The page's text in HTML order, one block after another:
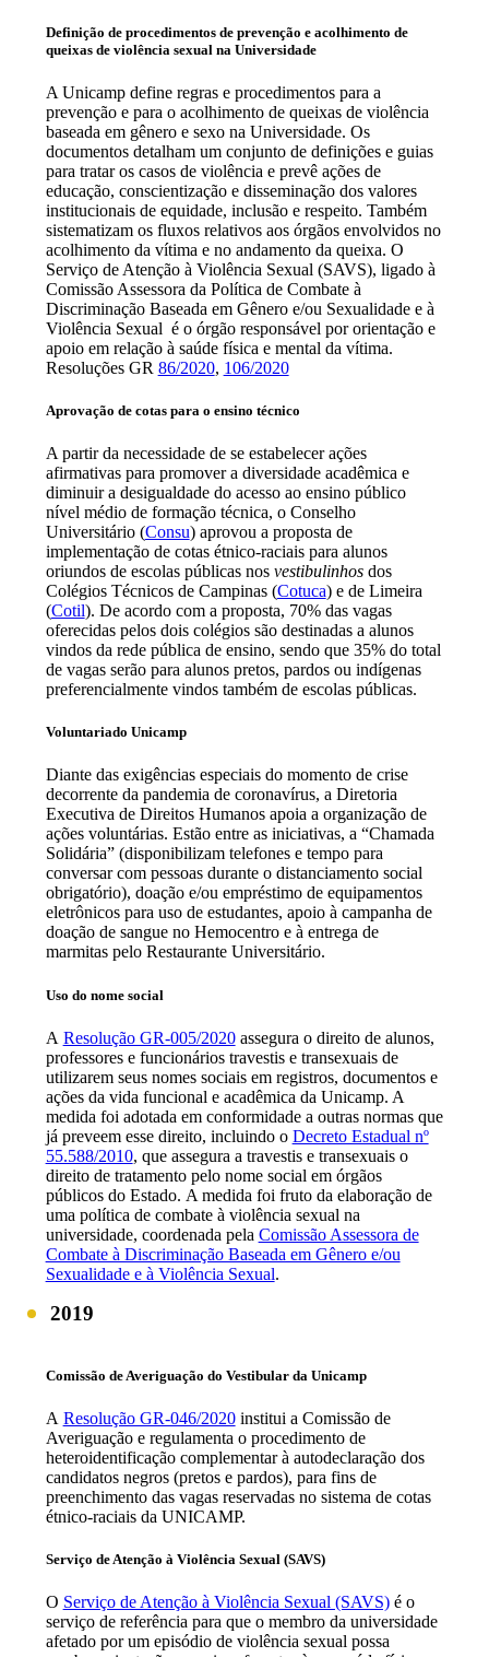
Definição de procedimentos de prevenção e acolhimento de
queixas de violência sexual na Universidade
A Unicamp define regras e procedimentos para a
prevenção e para o acolhimento de queixas de violência
baseada em gênero e sexo na Universidade. Os
documentos detalham um conjunto de definições e guias
para tratar os casos de violência e prevê ações de
educação, conscientização e disseminação dos valores
institucionais de equidade, inclusão e respeito. Também
sistematizam os fluxos relativos aos órgãos envolvidos no
acolhimento da vítima e no andamento da queixa. O
Serviço de Atenção à Violência Sexual (SAVS), ligado à
Comissão Assessora da Política de Combate à
Discriminação Baseada em Gênero e/ou Sexualidade e à
Violência Sexual é o órgão responsável por orientação e
apoio em relação à saúde física e mental da vítima.
Resoluções GR 86/2020, 106/2020
Aprovação de cotas para o ensino técnico
A partir da necessidade de se estabelecer ações
afirmativas para promover a diversidade acadêmica e
diminuir a desigualdade do acesso ao ensino público
nível médio de formação técnica, o Conselho
Universitário (Consu) aprovou a proposta de
implementação de cotas étnico-raciais para alunos
oriundos de escolas públicas nos vestibulinhosdos
Colégios Técnicos de Campinas (Cotuca) e de Limeira
(Cotil). De acordo com a proposta, 70% das vagas
oferecidas pelos dois colégios são destinadas a alunos
vindos da rede pública de ensino, sendo que 35% do total
de vagas serão para alunos pretos, pardos ou indígenas
preferencialmente vindos também de escolas públicas.
Voluntariado Unicamp
Diante das exigências especiais do momento de crise
decorrente da pandemia de coronavírus, a Diretoria
Executiva de Direitos Humanos apoia a organização de
ações voluntárias. Estão entre as iniciativas, a “Chamada
Solidária” (disponibilizam telefones e tempo para
conversar com pessoas durante o distanciamento social
obrigatório), doação e/ou empréstimo de equipamentos
eletrônicos para uso de estudantes, apoio à campanha de
doação de sangue no Hemocentro e à entrega de
marmitas pelo Restaurante Universitário.
Uso do nome social
A Resolução GR-005/2020assegura o direito de alunos,
professores e funcionários travestis e transexuais de
utilizarem seus nomes sociais em registros, documentos e
ações da vida funcional e acadêmica da Unicamp. A
medida foi adotada em conformidade a outras normas que
já preveem esse direito, incluindo o Decreto Estadual nº
55.588/2010, que assegura a travestis e transexuais o
direito de tratamento pelo nome social em órgãos
públicos do Estado. A medida foi fruto da elaboração de
uma política de combate à violência sexual na
universidade, coordenada pela Comissão Assessora de
Combate à Discriminação Baseada em Gênero e/ou
Sexualidade e à Violência Sexual.
2019
Comissão de Averiguação do Vestibular da Unicamp
A Resolução GR-046/2020institui a Comissão de
Averiguação e regulamenta o procedimento de
heteroidentificação complementar à autodeclaração dos
candidatos negros (pretos e pardos), para fins de
preenchimento das vagas reservadas no sistema de cotas
étnico-raciais da UNICAMP.
Serviço de Atenção à Violência Sexual (SAVS)
O Serviço de Atenção à Violência Sexual (SAVS)é o
serviço de referência para que o membro da universidade
afetado por um episódio de violência sexual possa